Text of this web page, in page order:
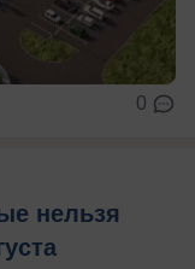
0
нельзя